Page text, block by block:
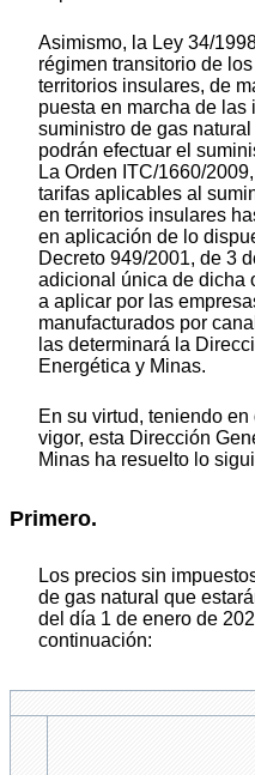
Asimismo, la Ley 34/
régimen transitorio de
territorios insulares, de
puesta en marcha de las
suministro de gas
podrán efectuar el
La Orden ITC/1660/
tarifas aplicables al
en territorios insulares
en aplicación de lo
Decreto 949/2001, de 3
adicional única de dicha
a aplicar por las
manufacturados por
las determinará la
Energética y Minas.
En su virtud, teniendo
vigor, esta Dirección
Minas ha resuelto lo
Primero.
Los precios sin
de gas natural que
del día 1 de enero de
continuación: